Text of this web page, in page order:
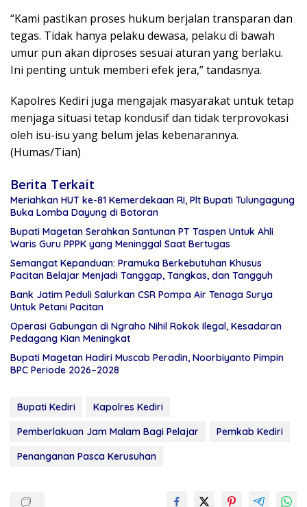
“Kami pastikan proses hukum berjalan transparan dan
tegas. Tidak hanya pelaku dewasa, pelaku di bawah
umur pun akan diproses sesuai aturan yang berlaku.
Ini penting untuk memberi efek jera,” tandasnya.
Kapolres Kediri juga mengajak masyarakat untuk tetap
menjaga situasi tetap kondusif dan tidak terprovokasi
oleh isu-isu yang belum jelas kebenarannya.
(Humas/Tian)
Berita Terkait
Meriahkan HUT ke-81 Kemerdekaan RI, Plt Bupati Tulungagung
Buka Lomba Dayung di Botoran
Bupati Magetan Serahkan Santunan PT Taspen Untuk Ahli
Waris Guru PPPK yang Meninggal Saat Bertugas
Semangat Kepanduan: Pramuka Berkebutuhan Khusus
Pacitan Belajar Menjadi Tanggap, Tangkas, dan Tangguh
Bank Jatim Peduli Salurkan CSR Pompa Air Tenaga Surya
Untuk Petani Pacitan
Operasi Gabungan di Ngraho Nihil Rokok Ilegal, Kesadaran
Pedagang Kian Meningkat
Bupati Magetan Hadiri Muscab Peradin, Noorbiyanto Pimpin
BPC Periode 2026–2028
Bupati Kediri
Kapolres Kediri
Pemberlakuan Jam Malam Bagi Pelajar
Pemkab Kediri
Penanganan Pasca Kerusuhan